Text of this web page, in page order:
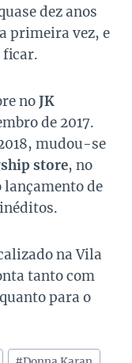
dez anos
primeira vez, e
ficar.
noJK
de 2017.
mudou-se
store, no
lançamento de
na Vila
tanto com
para o